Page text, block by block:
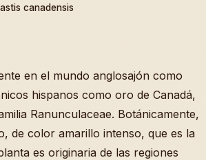
canadensis
en el mundo anglosajón como
hispanos como oro de Canadá,
Ranunculaceae. Botánicamente,
de color amarillo intenso, que es la
es originaria de las regiones